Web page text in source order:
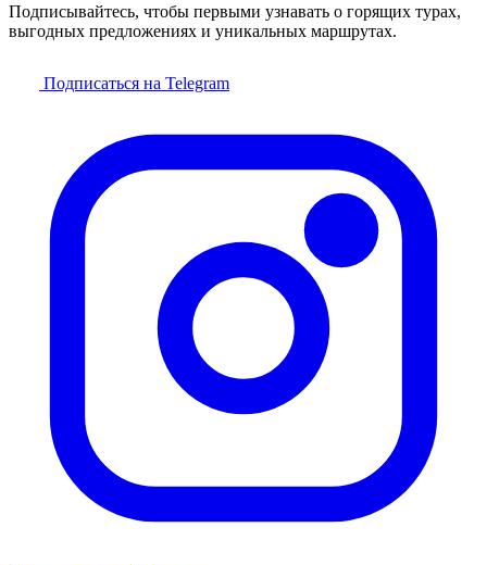
Подписывайтесь, чтобы первыми узнавать о горящих турах,
выгодных предложениях и уникальных маршрутах.
Подписаться на Telegram